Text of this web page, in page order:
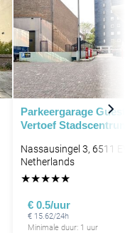
Parkeergarage
Vertoef
Nassausingel 3, 6511
Netherlands
★★★★★
€ 0.5/uur
€ 15.62/24h
Minimale duur: 1 uur